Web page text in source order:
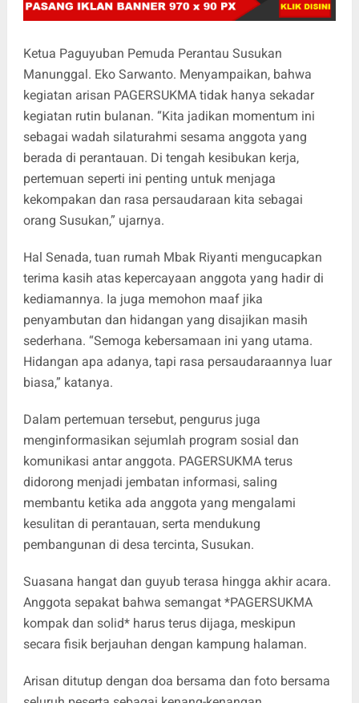
Ketua Paguyuban Pemuda Perantau Susukan
Manunggal. Eko Sarwanto. Menyampaikan, bahwa
kegiatan arisan PAGERSUKMA tidak hanya sekadar
kegiatan rutin bulanan. “Kita jadikan momentum ini
sebagai wadah silaturahmi sesama anggota yang
berada di perantauan. Di tengah kesibukan kerja,
pertemuan seperti ini penting untuk menjaga
kekompakan dan rasa persaudaraan kita sebagai
orang Susukan,” ujarnya.
Hal Senada, tuan rumah Mbak Riyanti mengucapkan
terima kasih atas kepercayaan anggota yang hadir di
kediamannya. Ia juga memohon maaf jika
penyambutan dan hidangan yang disajikan masih
sederhana. “Semoga kebersamaan ini yang utama.
Hidangan apa adanya, tapi rasa persaudaraannya luar
biasa,” katanya.
Dalam pertemuan tersebut, pengurus juga
menginformasikan sejumlah program sosial dan
komunikasi antar anggota. PAGERSUKMA terus
didorong menjadi jembatan informasi, saling
membantu ketika ada anggota yang mengalami
kesulitan di perantauan, serta mendukung
pembangunan di desa tercinta, Susukan.
Suasana hangat dan guyub terasa hingga akhir acara.
Anggota sepakat bahwa semangat *PAGERSUKMA
kompak dan solid* harus terus dijaga, meskipun
secara fisik berjauhan dengan kampung halaman.
Arisan ditutup dengan doa bersama dan foto bersama